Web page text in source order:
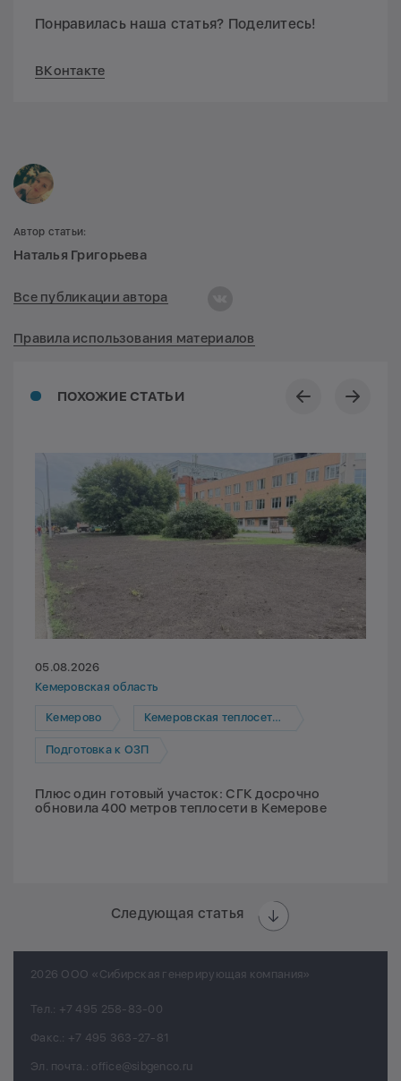
Понравилась наша статья? Поделитесь!
ВКонтакте
ПОХОЖИЕ СТАТЬИ
05.08.2026
Кемеровская область
Кемерово Кемеровская теплосетевая компания
Подготовка к ОЗП
Плюс один готовый участок: СГК досрочно
обновила 400 метров теплосети в Кемерове
Следующая статья
Автор статьи:
Наталья Григорьева
Все публикации автора
Правила использования материалов
2026 ООО «Сибирская генерирующая компания»
Тел.: +7 495 258-83-00
Факс.: +7 495 363-27-81
Эл. почта.: office@sibgenco.ru